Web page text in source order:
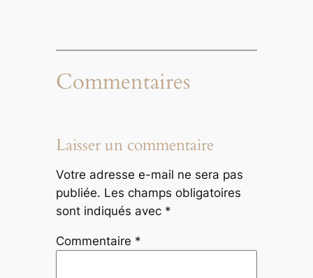
Commentaires
Laisser un commentaire
Votre adresse e-mail ne sera pas
publiée. Les champs obligatoires
sont indiqués avec *
Commentaire *